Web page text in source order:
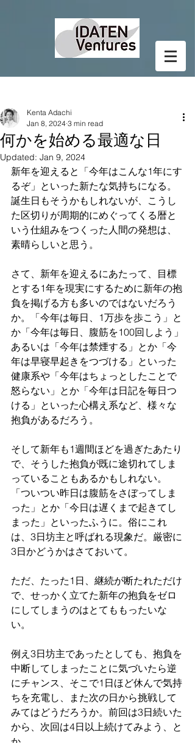
何かを始める最適な日
Kenta Adachi
Jan 8, 2024 3 min read
Updated: Jan 9, 2024
新年を迎えると「今年はこんな1年にす
るぞ」といった新たな気持ちになる。
誕生日もそうかもしれないが、こうし
た区切りが周期的にめぐってくる暦と
いう仕組みをつくった人間の発想は、
素晴らしいと思う。
さて、新年を迎えるにあたって、目標
とする1年を現実にするために新年の抱
負を掲げる方も多いのではないだろう
か。「今年は毎日、1万歩を歩こう」と
か「今年は毎日、腹筋を100回しよう」
あるいは「今年は禁煙する」とか「今
年は早寝早起きをつづける」といった
健康系や「今年はちょっとしたことで
怒らない」とか「今年は日記を毎日つ
ける」といった心構え系など、様々な
抱負があるだろう。
そして新年も1週間ほどを過ぎたあたり
で、そうした抱負が既に途切れてしま
っていることもあるかもしれない。
「ついつい昨日は腹筋をさぼってしま
った」とか「今日は遅くまで起きてし
まった」といったふうに。俗にこれ
は、3日坊主と呼ばれる現象だ。厳密に
3日かどうかはさておいて。
ただ、たった1日、継続が断たれただけ
で、せっかく立てた新年の抱負をゼロ
にしてしまうのはとてももったいな
い。
例え3日坊主であったとしても、抱負を
中断してしまったことに気づいたら逆
にチャンス、そこで1日ほど休んで気持
ちを充電し、また次の日から挑戦して
みてはどうだろうか。前回は3日続いた
から、次回は4日以上続けてみよう、と